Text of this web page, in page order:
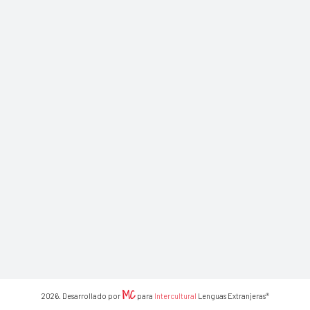
2026. Desarrollado por MCpara Intercultural Lenguas Extranjeras®